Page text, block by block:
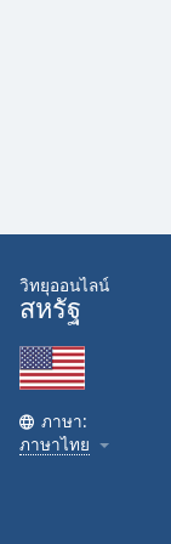
window.
Beginning
dialog
window.
Escape
will
วิทยุออนไลน์
สหรัฐ
ภาษา:
ภาษาไทย